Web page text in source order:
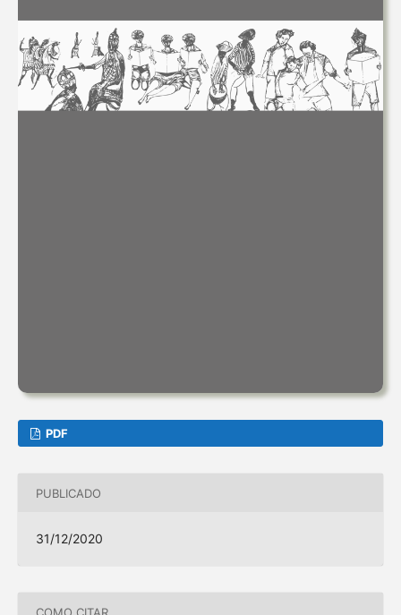
PDF
PUBLICADO
31/12/2020
COMO CITAR